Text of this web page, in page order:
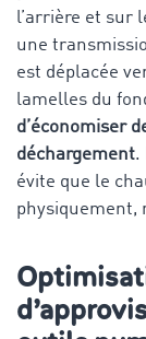
l’arrière et sur
une
est déplacée
lamelles du
d’économiser
déchargement.
évite que le
physiquement,